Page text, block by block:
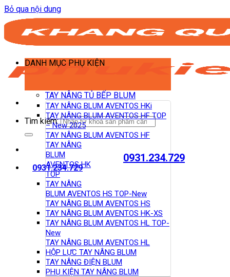
Bỏ qua nội dung
Tìm kiếm:
0931.234.729
0931.234.729
DANH MỤC PHỤ KIỆN
TAY NÂNG TỦ BẾP BLUM
TAY NÂNG BLUM AVENTOS HKi
TAY NÂNG BLUM AVENTOS HF TOP
– New 2025
TAY NÂNG BLUM AVENTOS HF
TAY NÂNG
BLUM
AVENTOS HK
TOP
TAY NÂNG
BLUM AVENTOS HS TOP-New
TAY NÂNG BLUM AVENTOS HS
TAY NÂNG BLUM AVENTOS HK-XS
TAY NÂNG BLUM AVENTOS HL TOP-
New
TAY NÂNG BLUM AVENTOS HL
HỘP LỰC TAY NÂNG BLUM
TAY NÂNG ĐIỆN BLUM
PHỤ KIỆN TAY NÂNG BLUM